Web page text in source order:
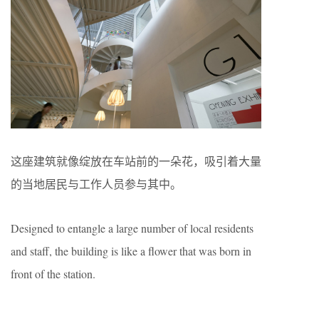
这座建筑就像绽放在车站前的一朵花，吸引着大量
的当地居民与工作人员参与其中。
Designed to entangle a large number of local residents
and staff, the building is like a flower that was born in
front of the station.